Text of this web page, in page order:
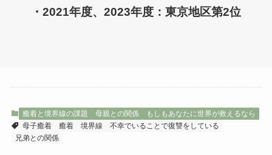
・2021年度、2023年度：東京地区第2位
癒着と境界線の課題 母親との関係
もしもあなたに世界が救えるなら
母子癒着
癒着 境界線
不幸でいることで復讐をしている
兄弟との関係